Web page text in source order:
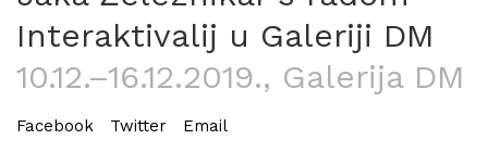
Interaktivalij u Galeriji DM
10.12.–16.12.2019., Galerija DM
Facebook Twitter Email